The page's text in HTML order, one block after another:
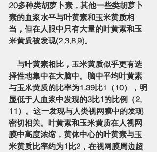
20多种类胡萝卜素，其他一些类胡萝卜
素的血浆水平与叶黄素和玉米黄质相
当，但在人眼中只有大量的叶黄素和玉
米黄质被发现(2,3,8,9)。
择性地集中在大脑中。脑中平均叶黄素
与玉米黄质的比率为1.39比1（10），明
显低于人血浆中发现的3比1的比例（2,
11）。这一发现与人类视网膜中的发现
密切相关。叶黄素和玉米黄质在人视网
膜中高度浓缩，黄体中心的叶黄素与玉
米黄质比率约为1比2，在视网膜周边超